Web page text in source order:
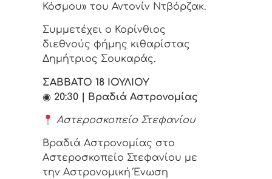
Κόσμου» του Αντονίν Ντβόρζακ.
Συμμετέχει ο Κορίνθιος
διεθνούς φήμης κιθαρίστας
Δημήτριος Σουκαράς.
ΣΑΒΒΑΤΟ 18 ΙΟΥΛΙΟΥ
◉ 20:30 | Βραδιά Αστρονομίας
Αστεροσκοπείο Στεφανίου
Βραδιά Αστρονομίας στο
Αστεροσκοπείο Στεφανίου με
την Αστρονομική Ένωση